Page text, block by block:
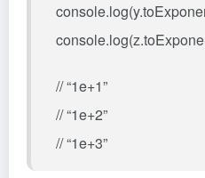
// “1e+1”
// “1e+2”
// “1e+3”